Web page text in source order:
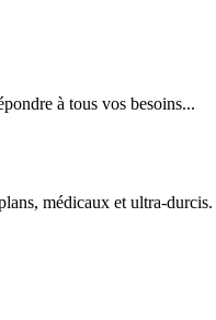
à tous vos besoins...
médicaux et ultra-